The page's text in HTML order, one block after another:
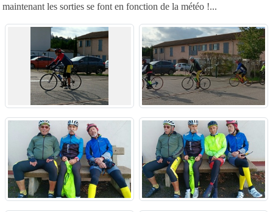
maintenant les sorties se font en fonction de la météo !...